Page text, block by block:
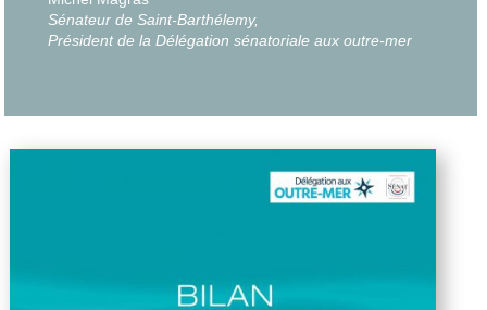
Sénateur de Saint-Barthélemy,
Président de la Délégation sénatoriale aux outre-mer